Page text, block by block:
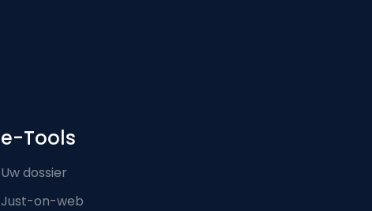
e-Tools
Uw dossier
Just-on-web